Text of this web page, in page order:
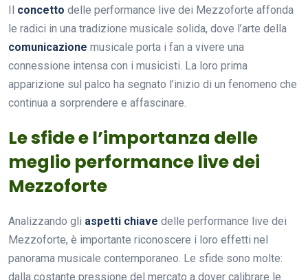
Il concetto delle performance live dei Mezzoforte affonda
le radici in una tradizione musicale solida, dove l’arte della
comunicazione musicale porta i fan a vivere una
connessione intensa con i musicisti. La loro prima
apparizione sul palco ha segnato l’inizio di un fenomeno che
continua a sorprendere e affascinare.
Le sfide e l’importanza delle
meglio performance live dei
Mezzoforte
Analizzando gli aspetti chiave delle performance live dei
Mezzoforte, è importante riconoscere i loro effetti nel
panorama musicale contemporaneo. Le sfide sono molte:
dalla costante pressione del mercato a dover calibrare le